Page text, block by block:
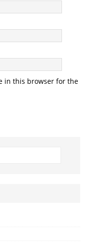
in this browser for the